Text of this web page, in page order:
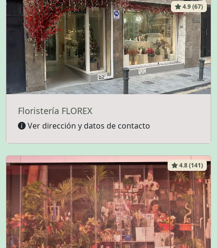
4.9 (67)
Floristería FLOREX
Ver dirección y datos de contacto
4.8 (141)